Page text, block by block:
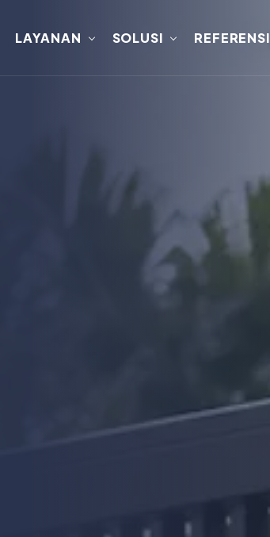
LAYANAN SOLUSI REFERENSI